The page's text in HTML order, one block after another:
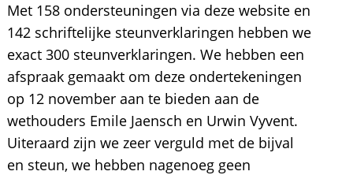
Met 158 ondersteuningen via deze website en
142 schriftelijke steunverklaringen hebben we
exact 300 steunverklaringen. We hebben een
afspraak gemaakt om deze ondertekeningen
op 12 november aan te bieden aan de
wethouders Emile Jaensch en Urwin Vyvent.
Uiteraard zijn we zeer verguld met de bijval
en steun, we hebben nagenoeg geen